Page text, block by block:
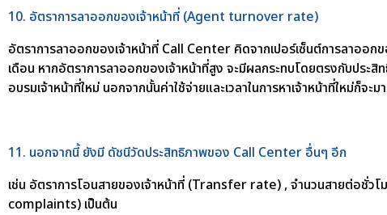
10. อัตราการลาออกของเจ้าหน้าที่ (Agent turnover rate)
อัตราการลาออกของเจ้าหน้าที่ Call Center คิดจากเปอร์เซ็นต์การลาออ
เดือน หากอัตราการลาออกของเจ้าหน้าที่สูง จะมีผลกระทบโดยตรงกับปร
อบรมเจ้าหน้าที่ใหม่ นอกจากนั้นค่าใช้จ่ายและเวลาในการหาเจ้าหน้าที่ใหม่ก็จ
11. นอกจากนี้ ยังมี ดัชนีวัดประสิทธิภาพของ Call Center อื่นๆ อีก
เช่น อัตราการโอนสายของเจ้าหน้าที่ (Transfer rate) , จำนวนสายต่อชั่
complaints) เป็นต้น